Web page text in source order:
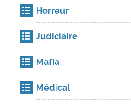
Horreur
Judiciaire
Mafia
Médical